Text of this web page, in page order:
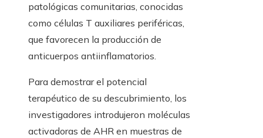
patológicas comunitarias, conocidas
como células T auxiliares periféricas,
que favorecen la producción de
anticuerpos antiinflamatorios.
Para demostrar el potencial
terapéutico de su descubrimiento, los
investigadores introdujeron moléculas
activadoras de AHR en muestras de